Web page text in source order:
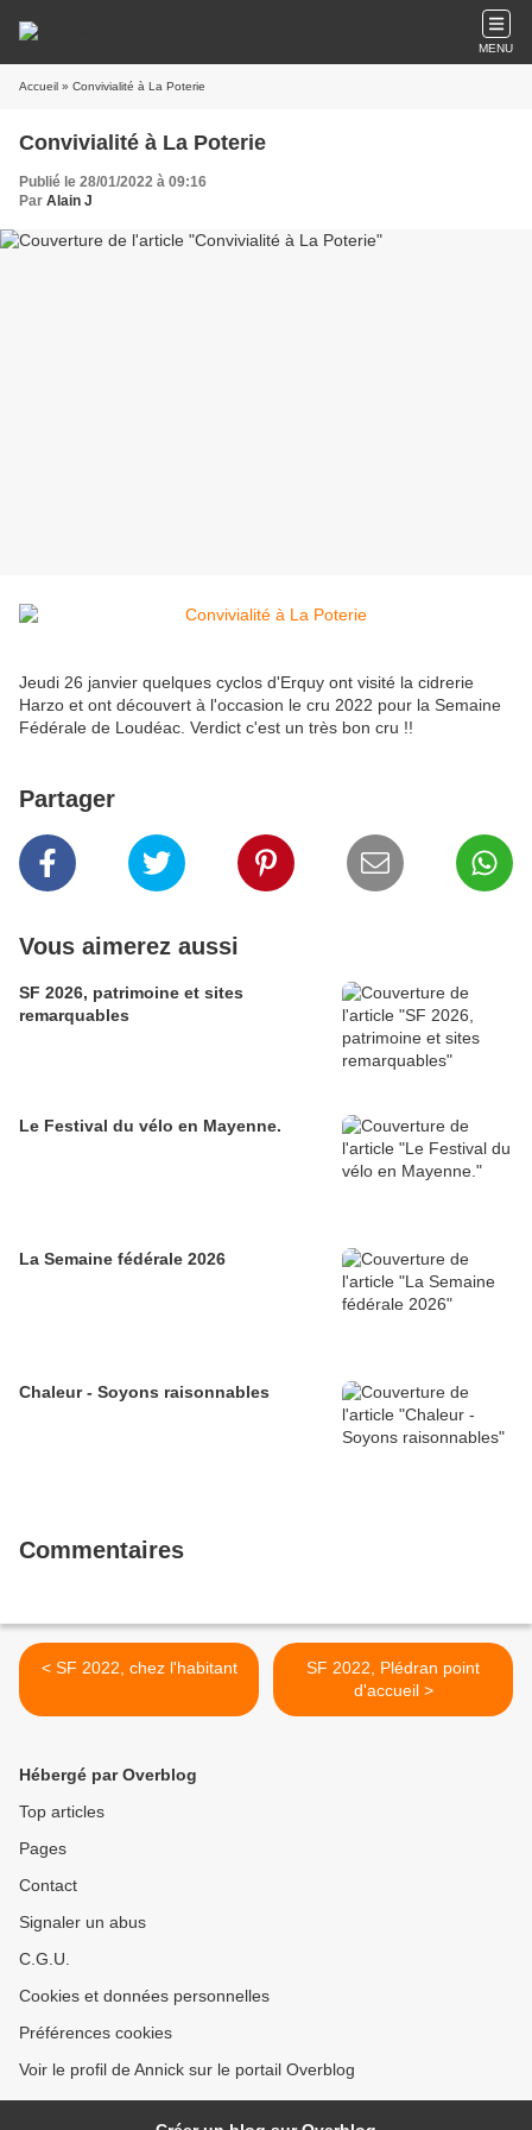
MENU
Accueil » Convivialité à La Poterie
Convivialité à La Poterie
Publié le 28/01/2022 à 09:16
Par Alain J
Jeudi 26 janvier quelques cyclos d'Erquy ont visité la cidrerie
Harzo et ont découvert à l'occasion le cru 2022 pour la Semaine
Fédérale de Loudéac. Verdict c'est un très bon cru !!
Partager
Vous aimerez aussi
SF 2026, patrimoine et sites
remarquables
Le Festival du vélo en Mayenne.
La Semaine fédérale 2026
Chaleur - Soyons raisonnables
Commentaires
< SF 2022, chez l'habitant
SF 2022, Plédran point
d'accueil >
Hébergé par Overblog
Top articles
Pages
Contact
Signaler un abus
C.G.U.
Cookies et données personnelles
Préférences cookies
Voir le profil de Annick sur le portail Overblog